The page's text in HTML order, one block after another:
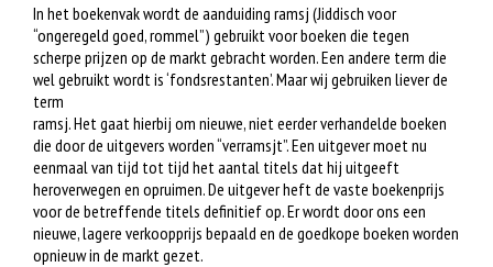
In het boekenvak wordt de aanduiding ramsj (Jiddisch voor
“ongeregeld goed, rommel”) gebruikt voor boeken die tegen
scherpe prijzen op de markt gebracht worden. Een andere term die
wel gebruikt wordt is ‘fondsrestanten’. Maar wij gebruiken liever de
term
ramsj. Het gaat hierbij om nieuwe, niet eerder verhandelde boeken
die door de uitgevers worden “verramsjt”. Een uitgever moet nu
eenmaal van tijd tot tijd het aantal titels dat hij uitgeeft
heroverwegen en opruimen. De uitgever heft de vaste boekenprijs
voor de betreffende titels definitief op. Er wordt door ons een
nieuwe, lagere verkoopprijs bepaald en de goedkope boeken worden
opnieuw in de markt gezet.